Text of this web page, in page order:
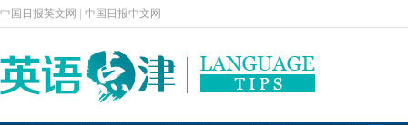
中国日报英文网 中国日报中文网